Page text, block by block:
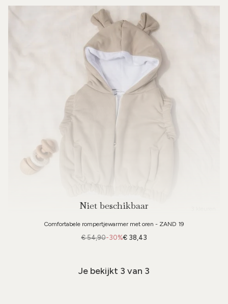
Niet beschikbaar
Comfortabele rompertjewarmer met oren - ZAND 19
-30%
€ 54,90 € 38,43
Je bekijkt 3 van 3